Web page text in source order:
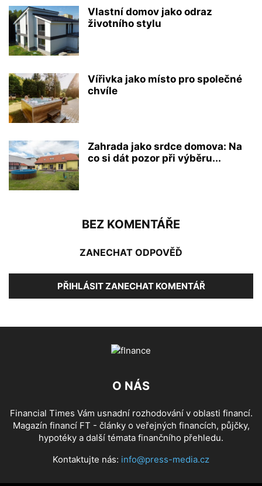
Vlastní domov jako odraz
životního stylu
Vířivka jako místo pro společné
chvíle
Zahrada jako srdce domova: Na
co si dát pozor při výběru...
BEZ KOMENTÁŘE
ZANECHAT ODPOVĚĎ
PŘIHLÁSIT ZANECHAT KOMENTÁŘ
O NÁS
Financial Times Vám usnadní rozhodování v oblasti financí.
Magazín financí FT - články o veřejných financích, půjčky,
hypotéky a další témata finančního přehledu.
Kontaktujte nás: info@press-media.cz